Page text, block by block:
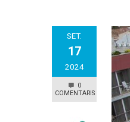
SET.
17
2024
0
COMENTARIS